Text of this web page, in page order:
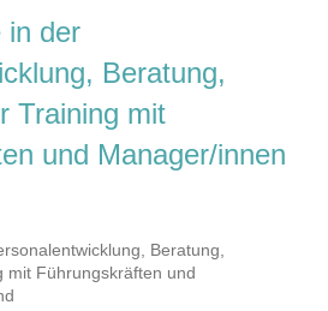
in der
Beratung,
Training mit
und Manager/innen
Beratung,
mit Führungskräften und